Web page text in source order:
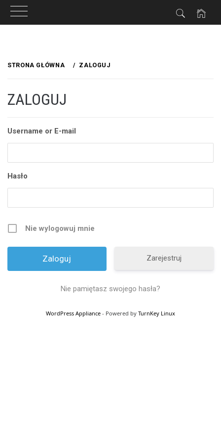
doSTRONA GŁÓWNA ZALOGUJ
ZALOGUJ
Username or E-mail
Hasło
Nie wylogowuj mnie
Zarejestruj
Nie pamiętasz swojego hasła?
WordPress Appliance - Powered by TurnKey Linux